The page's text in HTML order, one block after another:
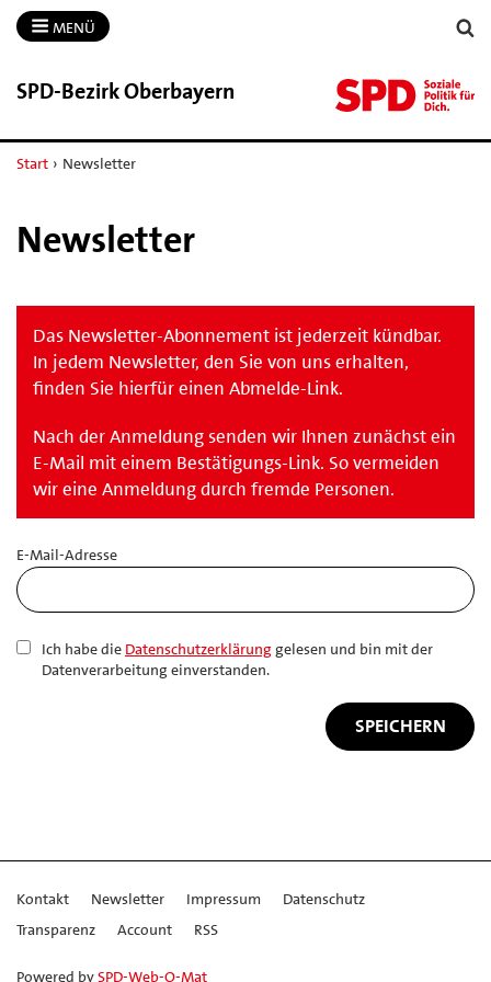
MENÜ
SPD-​Bezirk Oberbayern
Start › Newsletter
Newsletter
Das Newsletter-Abonnement ist jederzeit kündbar.
In jedem Newsletter, den Sie von uns erhalten,
finden Sie hierfür einen Abmelde-Link.
Nach der Anmeldung senden wir Ihnen zunächst ein
E-Mail mit einem Bestätigungs-Link. So vermeiden
wir eine Anmeldung durch fremde Personen.
E-Mail-Adresse
Ich habe die Datenschutzerklärung gelesen und bin mit der
Datenverarbeitung einverstanden.
Kontakt Newsletter Impressum
Datenschutz
Transparenz
Account RSS
Powered bySPD-Web-O-Mat